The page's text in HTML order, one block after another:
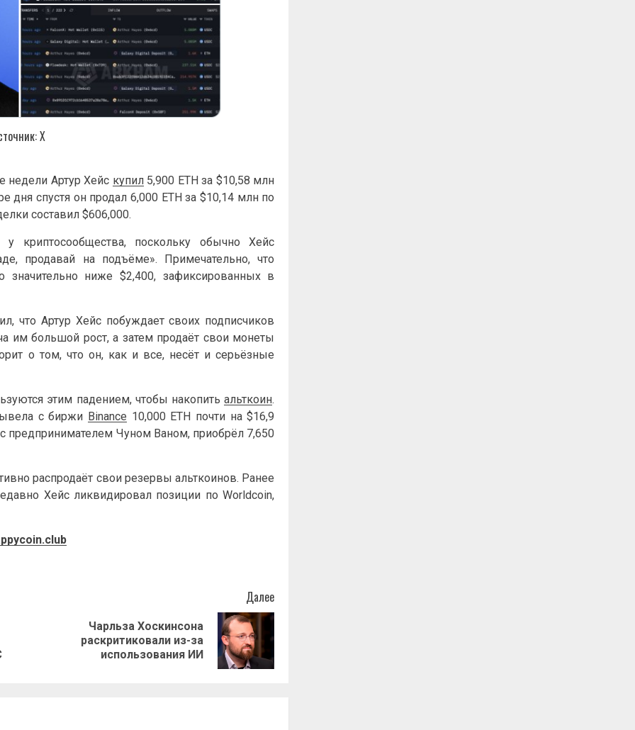
Х
недели Артур Хейс купил5,900 ETH за $10,58 млн
дня спустя он продал 6,000 ETH за $10,14 млн по
составил $606,000.
криптосообщества, поскольку обычно Хейс
продавай на подъёме». Примечательно, что
значительно ниже $2,400, зафиксированных в
что Артур Хейс побуждает своих подписчиков
им большой рост, а затем продаёт свои монеты
о том, что он, как и все, несёт и серьёзные
этим падением, чтобы накопитьальткоин.
с биржи Binance 10,000 ETH почти на $16,9
Чуном Ваном, приобрёл 7,650
распродаёт свои резервы альткоинов. Ранее
Хейс ликвидировал позиции по Worldcoin,
Предыдущая
Далее
Чарльза Хоскинсона
раскритиковали из-за
использования ИИ